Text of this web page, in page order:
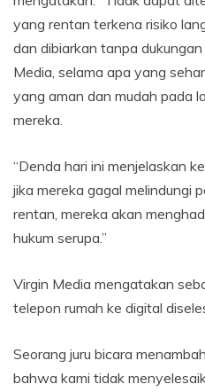
yang rentan terkena risiko
dan dibiarkan tanpa
Media, selama apa yang
yang aman dan mudah pada
mereka.
“Denda hari ini menjelaskan
jika mereka gagal melindungi
rentan, mereka akan
hukum serupa.”
Virgin Media mengatakan
telepon rumah ke digital
Seorang juru bicara
bahwa kami tidak